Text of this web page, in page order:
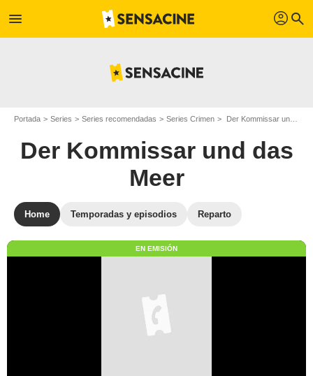
menu profil search
Portada Series Series recomendadas Series Crimen Der Kommissar und das Meer
Der Kommissar und das
Meer
Home Temporadas y episodios Reparto
EN EMISIÓN